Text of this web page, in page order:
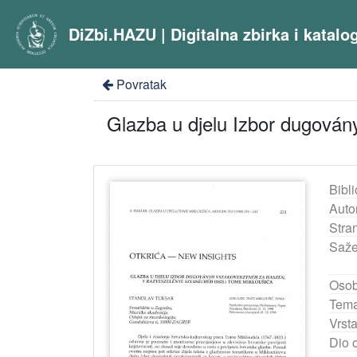
DiZbi.HAZU | Digitalna zbirka i
Povratak
Glazba u djelu Izbor
Dio